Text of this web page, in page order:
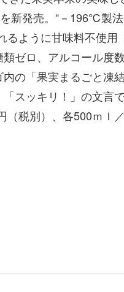
発売。“－196℃製法
ように甘味料不使用
ゼロ、アルコール度
の「果実まるごと凍
スッキリ！」の文言
（税別）、各500ｍｌ